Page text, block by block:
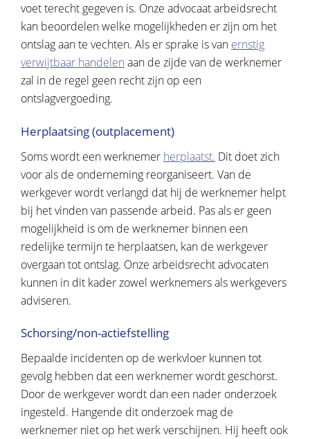
voet terecht gegeven is. Onze advocaat arbeidsrecht
kan beoordelen welke mogelijkheden er zijn om het
ontslag aan te vechten. Als er sprake is van ernstig
verwijtbaar handelen aan de zijde van de werknemer
zal in de regel geen recht zijn op een
ontslagvergoeding.
Herplaatsing (outplacement)
Soms wordt een werknemer herplaatst. Dit doet zich
voor als de onderneming reorganiseert. Van de
werkgever wordt verlangd dat hij de werknemer helpt
bij het vinden van passende arbeid. Pas als er geen
mogelijkheid is om de werknemer binnen een
redelijke termijn te herplaatsen, kan de werkgever
overgaan tot ontslag. Onze arbeidsrecht advocaten
kunnen in dit kader zowel werknemers als werkgevers
adviseren.
Schorsing/non-actiefstelling
Bepaalde incidenten op de werkvloer kunnen tot
gevolg hebben dat een werknemer wordt geschorst.
Door de werkgever wordt dan een nader onderzoek
ingesteld. Hangende dit onderzoek mag de
werknemer niet op het werk verschijnen. Hij heeft ook